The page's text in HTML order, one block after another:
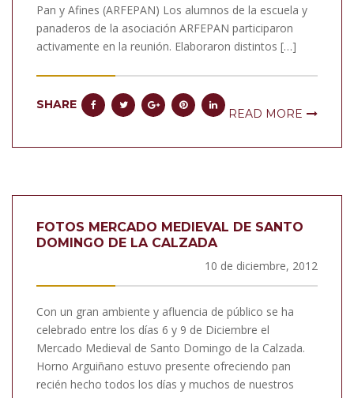
Pan y Afines (ARFEPAN) Los alumnos de la escuela y
panaderos de la asociación ARFEPAN participaron
activamente en la reunión. Elaboraron distintos […]
SHARE
READ MORE
FOTOS MERCADO MEDIEVAL DE SANTO
DOMINGO DE LA CALZADA
10 de diciembre, 2012
Con un gran ambiente y afluencia de público se ha
celebrado entre los días 6 y 9 de Diciembre el
Mercado Medieval de Santo Domingo de la Calzada.
Horno Arguiñano estuvo presente ofreciendo pan
recién hecho todos los días y muchos de nuestros